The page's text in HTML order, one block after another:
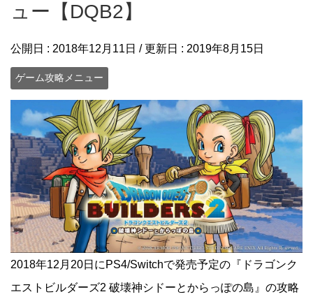
ュー【DQB2】
公開日 : 2018年12月11日 / 更新日 : 2019年8月15日
ゲーム攻略メニュー
2018年12月20日にPS4/Switchで発売予定の『ドラゴンク
エストビルダーズ2 破壊神シドーとからっぽの島』の攻略